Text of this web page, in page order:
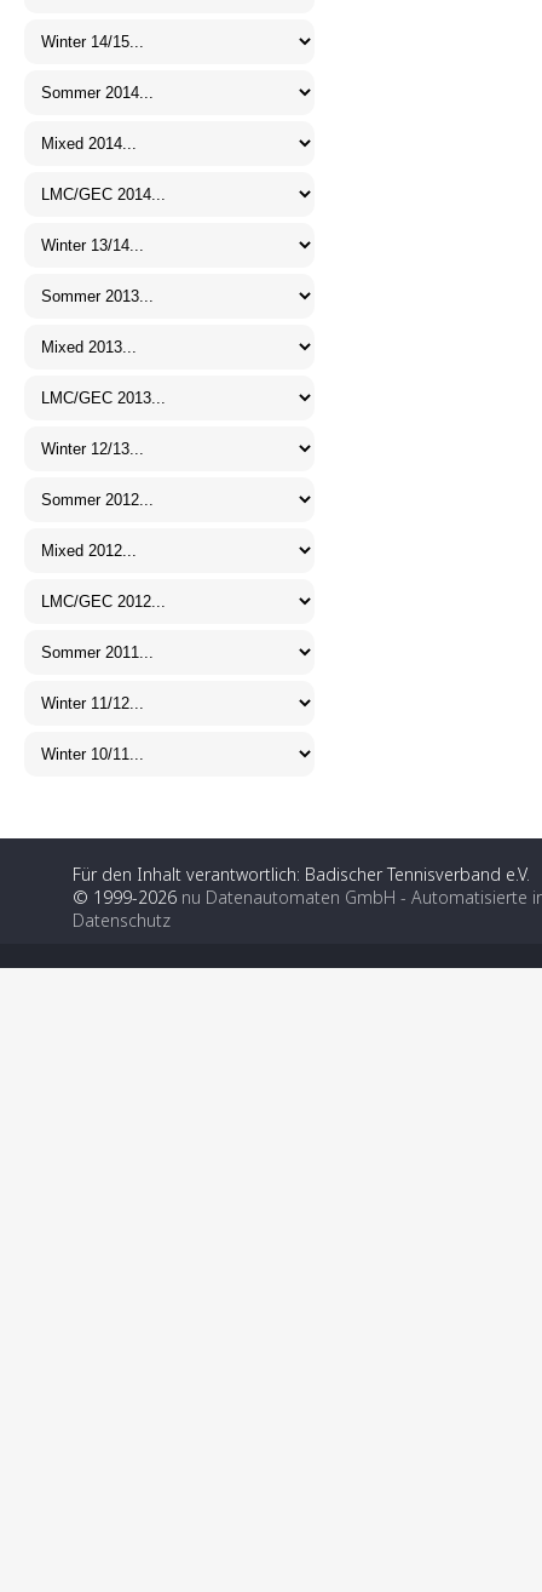
Für den Inhalt verantwortlich: Badischer Tennisverband e.V.
© 1999-2026 nu Datenautomaten GmbH - Automatisierte
Datenschutz